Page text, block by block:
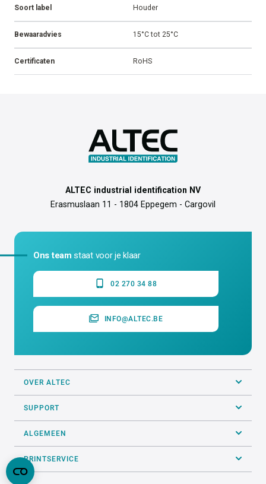
Soort label Houder
Bewaaradvies 15°C tot 25°C
Certificaten RoHS
ALTEC industrial identification NV
Erasmuslaan 11 - 1804 Eppegem - Cargovil
Ons team staat voor je klaar
02 270 34 88
INFO@ALTEC.BE
OVER ALTEC
SUPPORT
ALGEMEEN
PRINTSERVICE